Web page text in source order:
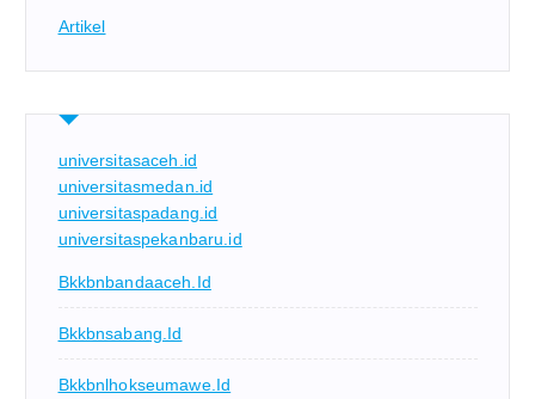
Artikel
universitasaceh.id
universitasmedan.id
universitaspadang.id
universitaspekanbaru.id
Bkkbnbandaaceh.id
Bkkbnsabang.id
Bkkbnlhokseumawe.id